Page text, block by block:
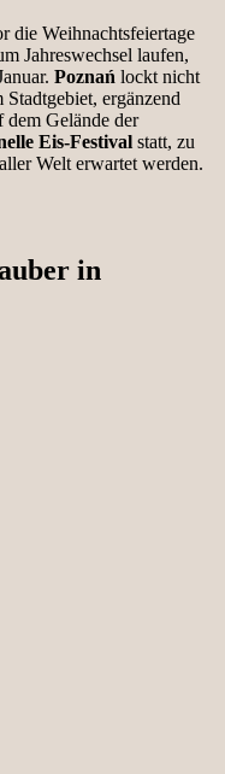
die Weihnachtsfeiertage
Jahreswechsel laufen,
Poznań lockt nicht
ergänzend
dem Gelände der
Eis-Festival statt, zu
Welt erwartet werden.
in